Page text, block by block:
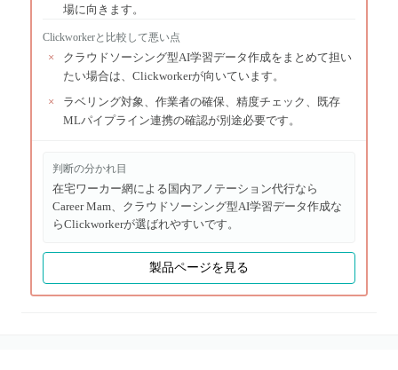
場に向きます。
Clickworkerと比較して悪い点
×
クラウドソーシング型AI学習データ作成をまとめて担い
たい場合は、Clickworkerが向いています。
×
ラベリング対象、作業者の確保、精度チェック、既存
MLパイプライン連携の確認が別途必要です。
判断の分かれ目
在宅ワーカー網による国内アノテーション代行なら
Career Mam、クラウドソーシング型AI学習データ作成な
らClickworkerが選ばれやすいです。
製品ページを見る